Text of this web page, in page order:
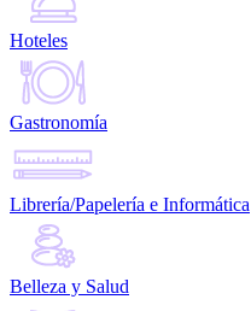
Hoteles
Gastronomía
Librería/Papelería e Informática
Belleza y Salud